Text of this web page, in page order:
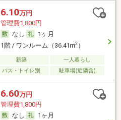
6.10万円
管理費1,800円
なし
1ヶ月
1階 / ワンルーム（36.41m2）
新築
一人暮らし
バス・トイレ別 駐車場(近隣含)
6.60万円
管理費1,800円
なし
1ヶ月